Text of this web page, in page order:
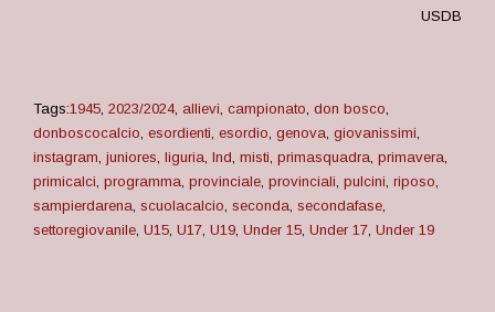
USDB
Tags:1945 2023/2024, allievi campionato don bosco
donboscocalcio esordienti esordio genova giovanissimi
instagram juniores liguria lnd misti primasquadra primavera
primicalci programma provinciale provinciali pulcini riposo
sampierdarena scuolacalcio seconda secondafase
settoregiovanile U15 U17 U19 Under 15 Under 17 Under 19